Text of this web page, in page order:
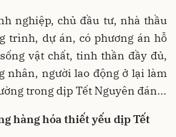
nghiệp, chủ đầu tư, nhà thầu
trình, dự án, có phương án hỗ
vật chất, tinh thần đầy đủ,
nhân, người lao động ở lại làm
trong dịp Tết Nguyên đán...
hàng hóa thiết yếu dịp Tết